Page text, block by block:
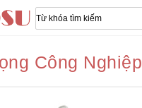
Công Nghiệp